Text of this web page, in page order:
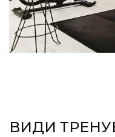
ВИДИ